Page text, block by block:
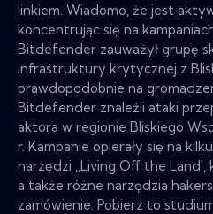
linkiem. Wiadomo, że jest
koncentrując się na
Bitdefender zauważył grupę
infrastruktury krytycznej z
prawdopodobnie na
Bitdefender znaleźli ataki
aktora w regionie Bliskiego
r. Kampanie opierały się na
narzędzi „Living Off the
a także różne narzędzia
zamówienie. Pobierz to